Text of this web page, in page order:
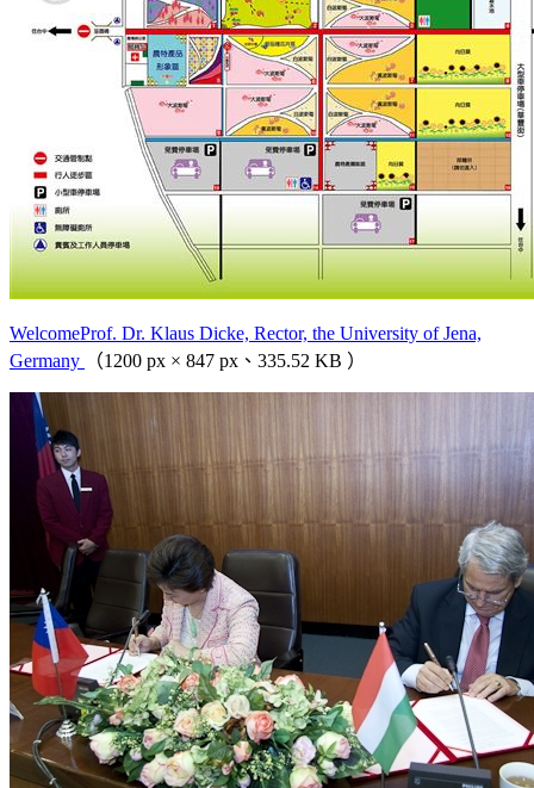
WelcomeProf. Dr. Klaus Dicke, Rector, the University of Jena,
Germany
（1200 px × 847 px、335.52 KB ）